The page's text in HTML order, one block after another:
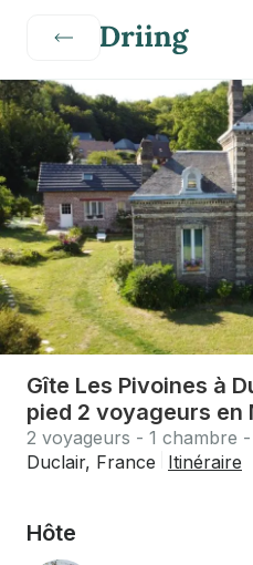
Gîte Les Pivoines à
pied 2 voyageurs en
2 voyageurs - 1 chambre
Duclair, France
Itinéraire
Hôte